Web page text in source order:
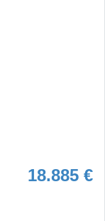
18.885 €